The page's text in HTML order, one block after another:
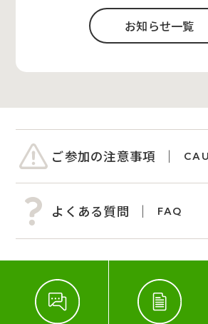
お知らせ一覧
ご参加の注意事項
よくある質問 FAQ